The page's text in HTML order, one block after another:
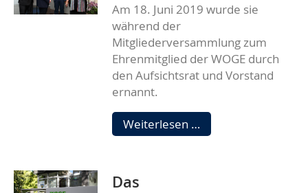
Am 18. Juni 2019 wurde sie
während der
Mitgliederversammlung zum
Ehrenmitglied der WOGE durch
den Aufsichtsrat und Vorstand
ernannt.
Weiterlesen … Neues
Ehrenmitglied
Das